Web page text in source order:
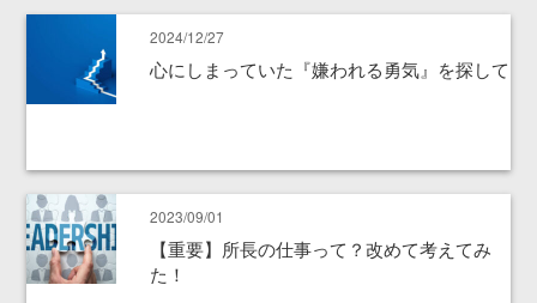
2024/12/27
心にしまっていた『嫌われる勇気』を探して
2023/09/01
【重要】所長の仕事って？改めて考えてみ
た！